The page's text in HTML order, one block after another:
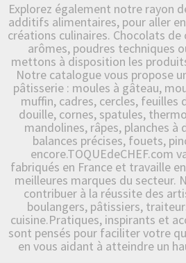
Explorez également notre rayon
additifs alimentaires, pour aller
créations culinaires. Chocolats
arômes, poudres techniques
mettons à disposition les
Notre catalogue vous propose
pâtisserie : moules à gâteau,
muffin, cadres, cercles, feuilles
douille, cornes, spatules,
mandolines, râpes, planches à
balances précises, fouets,
encore.TOQUEdeCHEF.com
fabriqués en France et travaille
meilleures marques du secteur.
contribuer à la réussite des
boulangers, pâtissiers,
cuisine.Pratiques, inspirants et
sont pensés pour faciliter votre
en vous aidant à atteindre un